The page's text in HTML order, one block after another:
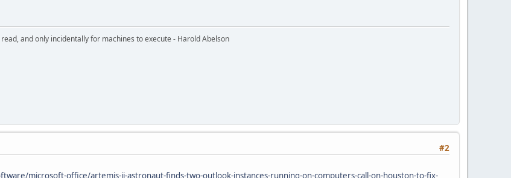
and only incidentally for machines to execute - Harold Abelson
#2
microsoft-office/artemis-ii-astronaut-finds-two-outlook-instances-running-on-computers-call-on-houston-to-fix-